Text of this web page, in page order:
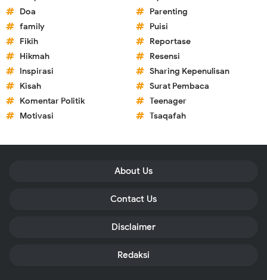
Doa
family
Fikih
Hikmah
Inspirasi
Kisah
Komentar Politik
Motivasi
Parenting
Puisi
Reportase
Resensi
Sharing Kepenulisan
Surat Pembaca
Teenager
Tsaqafah
About Us
Contact Us
Disclaimer
Redaksi